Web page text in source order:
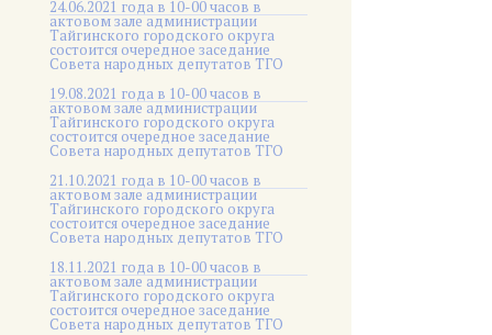
24.06.2021 года в 10-00 часов в
актовом зале администрации
Тайгинского городского округа
состоится очередное заседание
Совета народных депутатов ТГО
19.08.2021 года в 10-00 часов в
актовом зале администрации
Тайгинского городского округа
состоится очередное заседание
Совета народных депутатов ТГО
21.10.2021 года в 10-00 часов в
актовом зале администрации
Тайгинского городского округа
состоится очередное заседание
Совета народных депутатов ТГО
18.11.2021 года в 10-00 часов в
актовом зале администрации
Тайгинского городского округа
состоится очередное заседание
Совета народных депутатов ТГО